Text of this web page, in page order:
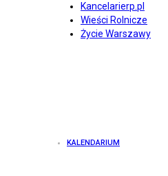
Kancelarierp.pl
Wieści Rolnicze
Życie Warszawy
KALENDARIUM